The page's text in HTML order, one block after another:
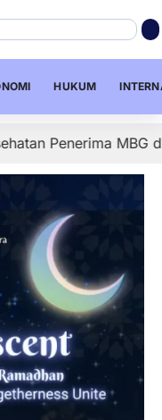
HUKUM
MBG di Depapre,